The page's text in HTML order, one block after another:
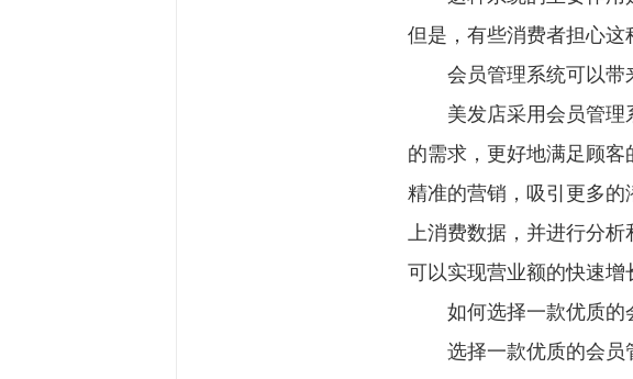
但是，有些消费者担心这
会员管理系统可以带
美发店采用会员管理系
的需求，更好地满足顾
精准的营销，吸引更多
上消费数据，并进行分
可以实现营业额的快速增
如何选择一款优质的
选择一款优质的会员管